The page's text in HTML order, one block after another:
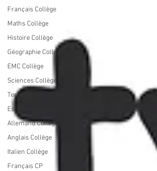
Français Collège
Maths Collège
Histoire Collège
Géographie Collège
EMC Collège
Sciences Collège
Technologie Collège
Espagnol Collège
Allemand Collège
Anglais Collège
Italien Collège
Français CP